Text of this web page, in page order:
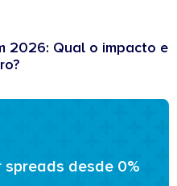
2026: Qual o impacto e
desde 0%